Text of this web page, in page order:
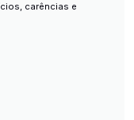
carências e